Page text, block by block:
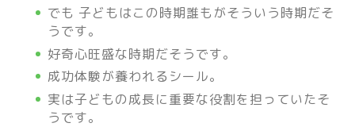
でも 子どもはこの時期誰もがそういう時期だそ
うです。
好奇心旺盛な時期だそうです。
成功体験が養われるシール。
実は子どもの成長に重要な役割を担っていたそ
うです。